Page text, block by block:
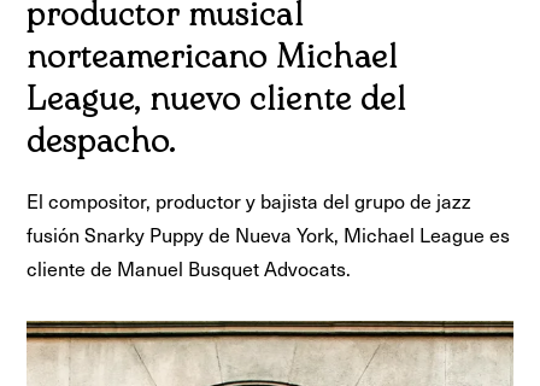
productor musical
norteamericano Michael
League, nuevo cliente del
despacho.
El compositor, productor y bajista del grupo de jazz
fusión Snarky Puppy de Nueva York, Michael League es
cliente de Manuel Busquet Advocats.